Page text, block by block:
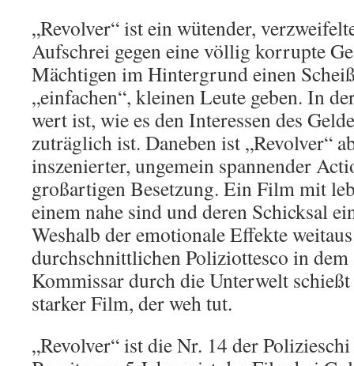
„Revolver“ ist ein wütender,
Aufschrei gegen eine völlig korrupte
Mächtigen im Hintergrund einen
„einfachen“, kleinen Leute geben. In
wert ist, wie es den Interessen des
zuträglich ist. Daneben ist „Revolver“
inszenierter, ungemein spannender
großartigen Besetzung. Ein Film mit
einem nahe sind und deren Schicksal
Weshalb der emotionale Effekte
durchschnittlichen Poliziottesco in
Kommissar durch die Unterwelt
starker Film, der weh tut.
„Revolver“ ist die Nr. 14 der